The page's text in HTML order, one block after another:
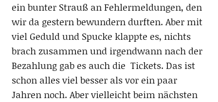
ein bunter Strauß an Fehlermeldungen, den
wir da gestern bewundern durften. Aber mit
viel Geduld und Spucke klappte es, nichts
brach zusammen und irgendwann nach der
Bezahlung gab es auch die Tickets. Das ist
schon alles viel besser als vor ein paar
Jahren noch. Aber vielleicht beim nächsten